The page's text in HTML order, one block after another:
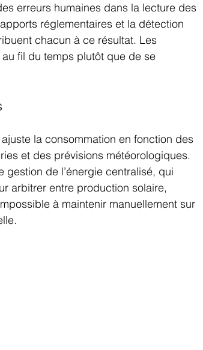
erreurs humaines dans la lecture des
réglementaires et la détection
chacun à ce résultat. Les
fil du temps plutôt que de se
la consommation en fonction des
et des prévisions météorologiques.
de l’énergie centralisé, qui
arbitrer entre production solaire,
à maintenir manuellement sur